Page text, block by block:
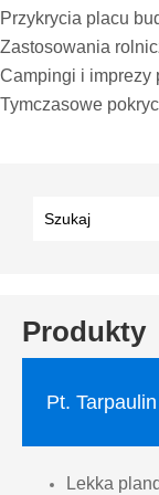
Przykrycia placu
Zastosowania
Campingi i imprezy
Tymczasowe
Produkty
Pt. Tarpaulin
Lekka